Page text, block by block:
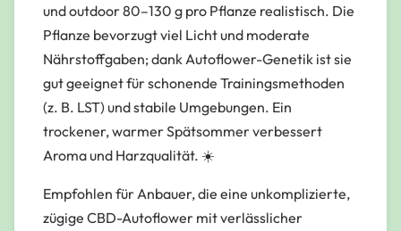
und outdoor 80–130 g pro Pflanze realistisch. Die
Pflanze bevorzugt viel Licht und moderate
Nährstoffgaben; dank Autoflower-Genetik ist sie
gut geeignet für schonende Trainingsmethoden
(z. B. LST) und stabile Umgebungen. Ein
trockener, warmer Spätsommer verbessert
Aroma und Harzqualität. ☀️
Empfohlen für Anbauer, die eine unkomplizierte,
zügige CBD-Autoflower mit verlässlicher